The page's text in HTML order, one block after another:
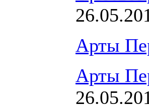
Арты
Арты